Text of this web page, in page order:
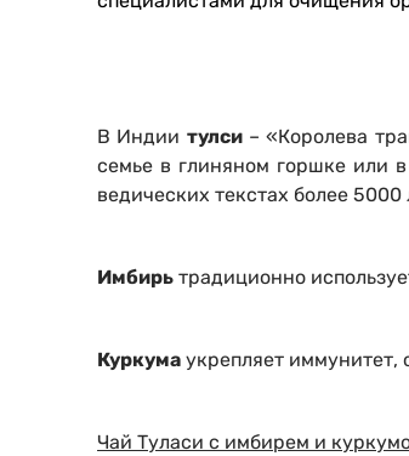
В Индии тулси– «Королева
семье в глиняном горшке или
ведических текстах более
Имбирь традиционно
Куркума укрепляет иммунитет,
Чай Туласи с имбирем и